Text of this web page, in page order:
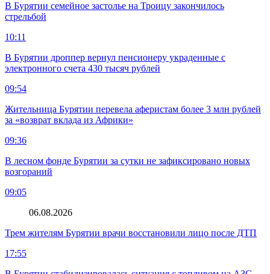
В Бурятии семейное застолье на Троицу закончилось
стрельбой
10:11
В Бурятии дроппер вернул пенсионеру украденные с
электронного счета 430 тысяч рублей
09:54
Жительница Бурятии перевела аферистам более 3 млн рублей
за «возврат вклада из Африки»
09:36
В лесном фонде Бурятии за сутки не зафиксировано новых
возгораний
09:05
06.08.2026
Трем жителям Бурятии врачи восстановили лицо после ДТП
17:55